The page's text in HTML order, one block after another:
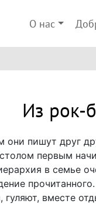
О нас
Из рок-
они пишут друг
первым
в семье
вместе